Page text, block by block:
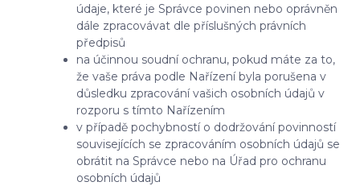
údaje, které je Správce povinen nebo oprávněn
dále zpracovávat dle příslušných právních
předpisů
na účinnou soudní ochranu, pokud máte za to,
že vaše práva podle Nařízení byla porušena v
důsledku zpracování vašich osobních údajů v
rozporu s tímto Nařízením
v případě pochybností o dodržování povinností
souvisejících se zpracováním osobních údajů se
obrátit na Správce nebo na Úřad pro ochranu
osobních údajů